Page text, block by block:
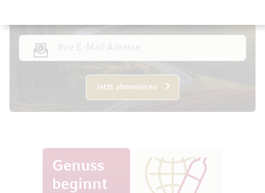
Jetzt abonnieren
Genuss
beginnt